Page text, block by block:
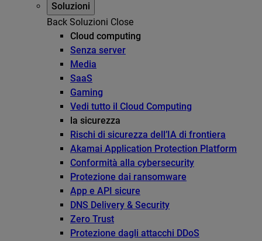
Soluzioni
Back Soluzioni Close
Cloud computing
Senza server
Media
SaaS
Gaming
Vedi tutto il Cloud Computing
la sicurezza
Rischi di sicurezza dell’IA di frontiera
Akamai Application Protection Platform
Conformità alla cybersecurity
Protezione dai ransomware
App e API sicure
DNS Delivery & Security
Zero Trust
Protezione dagli attacchi DDoS